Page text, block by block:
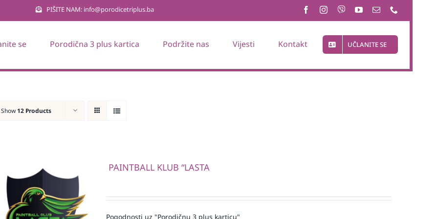
PIŠITE NAM: info@porodicetriplus.ba
se Porodična 3 plus kartica Podržite nas Vijesti Kontakt UČLANITE SE
Show 12 Products
PAINTBALL KLUB “LASTA
Pogodnosti uz "Porodičnu 3 plus karticu"